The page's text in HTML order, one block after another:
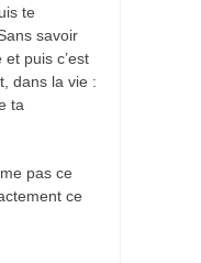
te
savoir
puis c’est
dans la vie :
ta
pas ce
ce